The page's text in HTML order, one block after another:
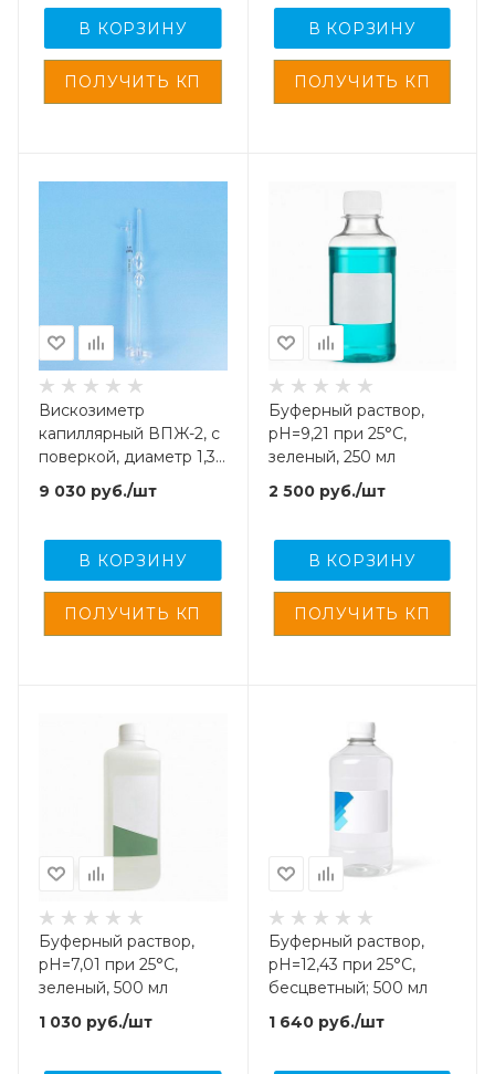
В КОРЗИНУ
В КОРЗИНУ
Вискозиметр
капиллярный ВПЖ-2, с
поверкой, диаметр 1,31
9 030 руб./шт
В КОРЗИНУ
Буферный раствор,
pH=9,21 при 25°С,
зеленый, 250 мл
2 500руб./шт
В КОРЗИНУ
Буферный раствор,
pH=7,01 при 25°С,
зеленый, 500 мл
1 030 руб./шт
Буферный раствор,
pH=12,43 при 25°С,
бесцветный; 500 мл
1 640руб./шт